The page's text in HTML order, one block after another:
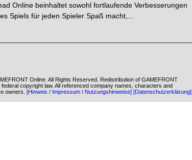
Online beinhaltet sowohl fortlaufende Verbesserungen
Spiels für jeden Spieler Spaß macht,...
Online. All Rights Reserved. Redistribution of GAMEFRONT
copyright law. All referenced company names, characters and
owners. [Hinweis / Impressum / Nutzungshinweise] [Datenschutzerklärung]